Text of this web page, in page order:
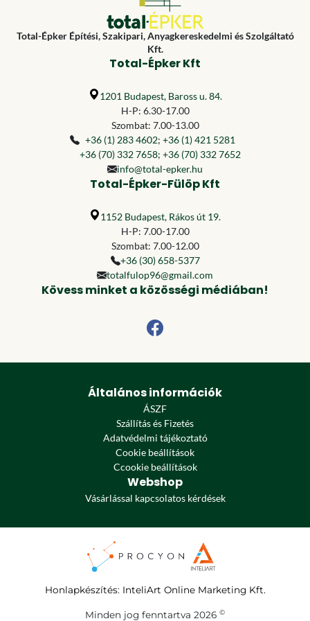
Total-Épker Építési, Szakipari, Anyagkereskedelmi és Szolgáltató
Kft.
Total-Épker Kft
1201 Budapest, Baross u. 84.
H-P: 6.30-17.00
Szombat: 7.00-13.00
+36 (1) 283 4602; +36 (1) 421 5281
+36 (70) 332 7658; +36 (70) 332 7652
info@total-epker.hu
Total-Épker-Fülöp Kft
1152 Budapest, Rákos út 19.
H-P: 7.00-17.00
Szombat: 7.00-12.00
+36 (30) 658-5377
totalfulop96@gmail.com
Kövess minket a közösségi médiában!
Általános információk
ÁSZF
Szállítás és Fizetés
Adatvédelmi tájékoztató
Cookie beállítások
Ccookie beállítások
Webshop
Vásárlással kapcsolatos kérdések
Honlapkészítés: InteliArt Online Marketing Kft.
Minden jog fenntartva 2026 ©